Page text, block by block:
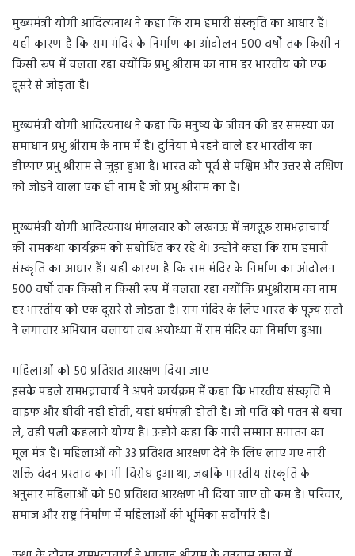
मुख्यमंत्री योगी आदित्यनाथ ने कहा कि राम हमारी संस्कृति का आधार हैं।
यही कारण है कि राम मंदिर के निर्माण का आंदोलन 500 वर्षों तक किसी न
किसी रूप में चलता रहा क्योंकि प्रभु श्रीराम का नाम हर भारतीय को एक
दूसरे से जोड़ता है।
मुख्यमंत्री योगी आदित्यनाथ ने कहा कि मनुष्य के जीवन की हर समस्या का
समाधान प्रभु श्रीराम के नाम में है। दुनिया मे रहने वाले हर भारतीय का
डीएनए प्रभु श्रीराम से जुड़ा हुआ है। भारत को पूर्व से पश्चिम और उत्तर से दक्षिण
को जोड़ने वाला एक ही नाम है जो प्रभु श्रीराम का है।
मुख्यमंत्री योगी आदित्यनाथ मंगलवार को लखनऊ में जगद्गुरू रामभद्राचार्य
की रामकथा कार्यक्रम को संबोधित कर रहे थे। उन्होंने कहा कि राम हमारी
संस्कृति का आधार हैं। यही कारण है कि राम मंदिर के निर्माण का आंदोलन
500 वर्षों तक किसी न किसी रूप में चलता रहा क्योंकि प्रभुश्रीराम का नाम
हर भारतीय को एक दूसरे से जोड़ता है। राम मंदिर के लिए भारत के पूज्य संतों
ने लगातार अभियान चलाया तब अयोध्या में राम मंदिर का निर्माण हुआ।
महिलाओं को 50 प्रतिशत आरक्षण दिया जाए
इसके पहले रामभद्राचार्य ने अपने कार्यक्रम में कहा कि भारतीय संस्कृति में
वाइफ और बीवी नहीं होती, यहां धर्मपत्नी होती है। जो पति को पतन से बचा
ले, वही पत्नी कहलाने योग्य है। उन्होंने कहा कि नारी सम्मान सनातन का
मूल मंत्र है। महिलाओं को 33 प्रतिशत आरक्षण देने के लिए लाए गए नारी
शक्ति वंदन प्रस्ताव का भी विरोध हुआ था, जबकि भारतीय संस्कृति के
अनुसार महिलाओं को 50 प्रतिशत आरक्षण भी दिया जाए तो कम है। परिवार,
समाज और राष्ट्र निर्माण में महिलाओं की भूमिका सर्वोपरि है।